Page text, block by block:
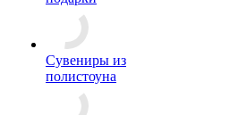
Сувениры из
полистоуна